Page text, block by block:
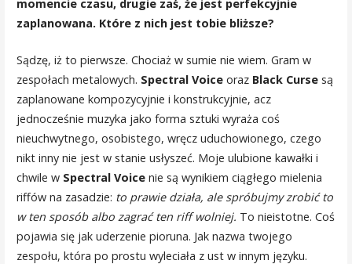
momencie czasu, drugie zaś, że jest perfekcyjnie
zaplanowana. Które z nich jest tobie bliższe?
Sądzę, iż to pierwsze. Chociaż w sumie nie wiem. Gram w
zespołach metalowych. Spectral Voiceoraz Black Curse są
zaplanowane kompozycyjnie i konstrukcyjnie, acz
jednocześnie muzyka jako forma sztuki wyraża coś
nieuchwytnego, osobistego, wręcz uduchowionego, czego
nikt inny nie jest w stanie usłyszeć. Moje ulubione kawałki i
chwile w Spectral Voicenie są wynikiem ciągłego mielenia
riffów na zasadzie: to prawie działa, ale spróbujmy zrobić to
w ten sposób albo zagrać ten riff wolniej. To nieistotne. Coś
pojawia się jak uderzenie pioruna. Jak nazwa twojego
zespołu, która po prostu wyleciała z ust w innym języku.